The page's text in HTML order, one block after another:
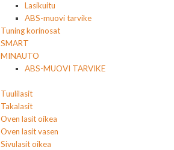
Lasikuitu
ABS-muovi tarvike
Tuning korinosat
SMART
MINAUTO
ABS-MUOVI TARVIKE
Tuulilasit
Takalasit
Oven lasit oikea
Oven lasit vasen
Sivulasit oikea